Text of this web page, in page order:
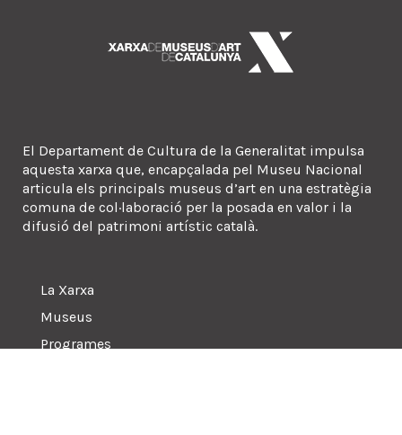
El Departament de Cultura de la Generalitat impulsa
aquesta xarxa que, encapçalada pel Museu Nacional
articula els principals museus d’art en una estratègia
comuna de col·laboració per la posada en valor i la
difusió del patrimoni artístic català.
La Xarxa
Museus
Programes